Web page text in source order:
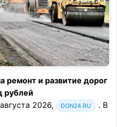
ремонт и развитие дорог
рублей
2026,
DON24.RU . В